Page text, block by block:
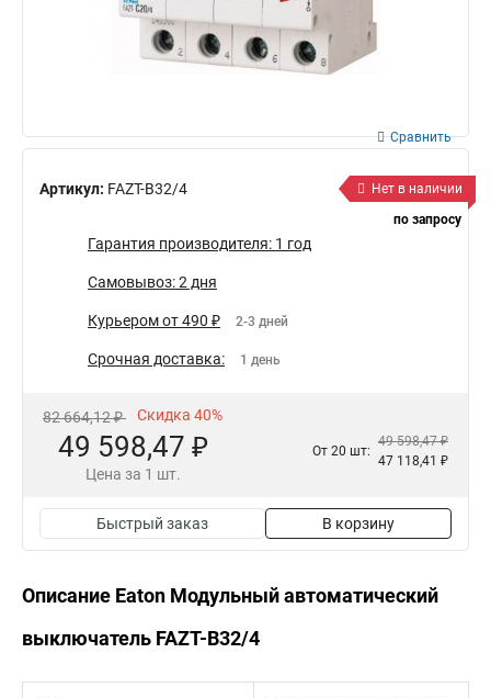
Артикул: FAZT-B32/4
Сравнить
Нет в наличии
по запросу
Гарантия производителя: 1 год
Самовывоз: 2 дня
Курьером от 490 ₽ 2-3 дней
Срочная доставка: 1 день
82 664,12 ₽ Скидка 40%
49 598,47 ₽
Цена за 1 шт.
От 20 шт:
49 598,47 ₽
47 118,41 ₽
Быстрый заказ В корзину
Описание Eaton Модульный автоматический
выключатель FAZT-B32/4